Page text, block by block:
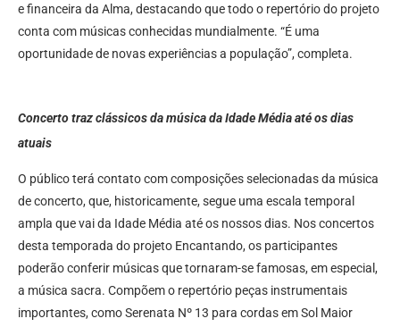
e financeira da Alma, destacando que todo o repertório do projeto
conta com músicas conhecidas mundialmente. “É uma
oportunidade de novas experiências a população”, completa.
Concerto traz clássicos da música da Idade Média até os dias
atuais
O público terá contato com composições selecionadas da música
de concerto, que, historicamente, segue uma escala temporal
ampla que vai da Idade Média até os nossos dias. Nos concertos
desta temporada do projeto Encantando, os participantes
poderão conferir músicas que tornaram-se famosas, em especial,
a música sacra. Compõem o repertório peças instrumentais
importantes, como Serenata Nº 13 para cordas em Sol Maior